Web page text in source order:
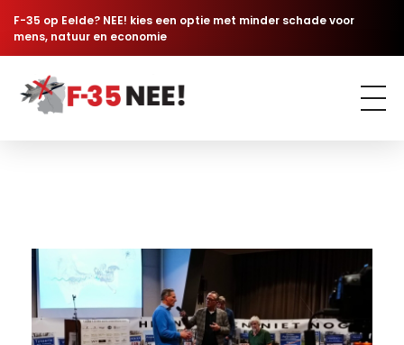
F-35 op Eelde? NEE! kies een optie met minder schade voor
mens, natuur en economie